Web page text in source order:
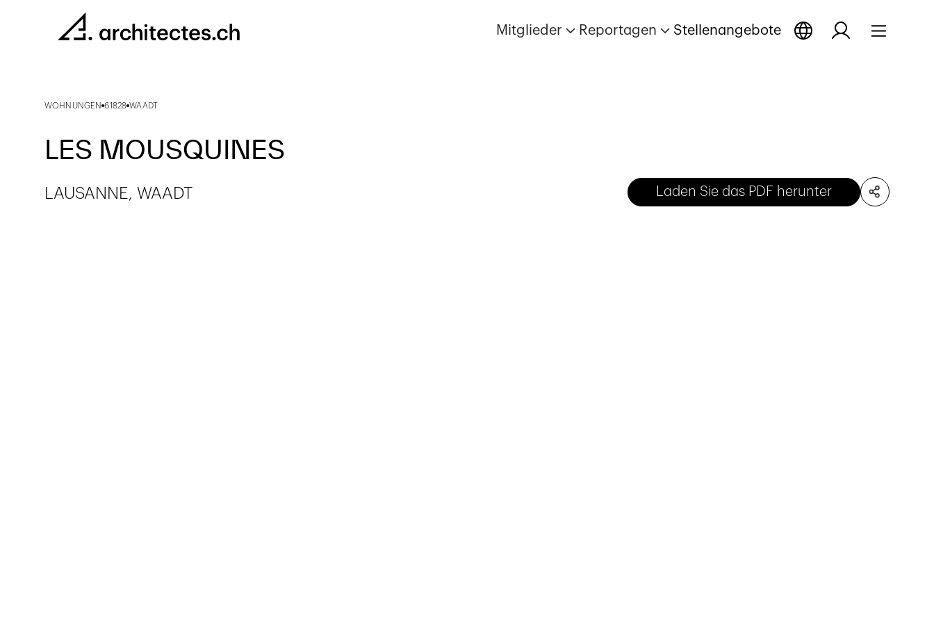
Mitglieder Reportagen Stellenangebote
WOHNUNGEN 61828 WAADT
LES MOUSQUINES
LAUSANNE, WAADT Laden Sie das PDF herunter